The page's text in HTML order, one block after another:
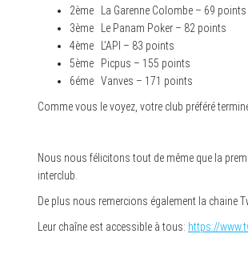
2ème La Garenne Colombe – 69 points
3ème Le Panam Poker – 82 points
4ème L’API – 83 points
5ème Picpus – 155 points
6éme Vanves – 171 points
Comme vous le voyez, votre club préféré
Nous nous félicitons tout de même que la
interclub.
De plus nous remercions également la chaine
Leur chaîne est accessible à tous: https://